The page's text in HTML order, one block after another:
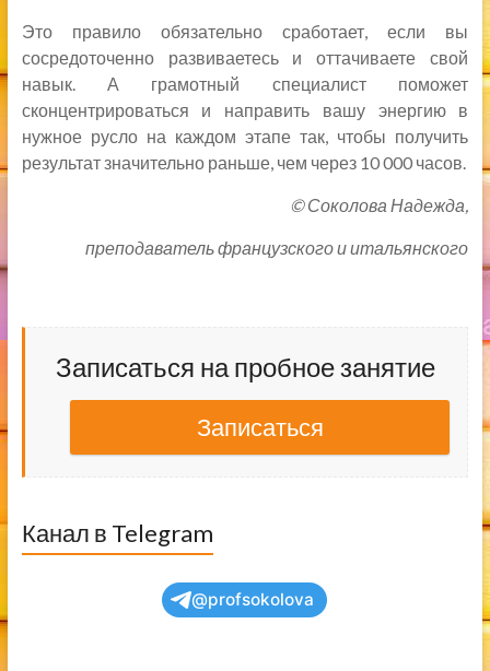
Это правило обязательно сработает, если вы
сосредоточенно развиваетесь и оттачиваете свой
навык. А грамотный специалист поможет
сконцентрироваться и направить вашу энергию в
нужное русло на каждом этапе так, чтобы получить
результат значительно раньше, чем через 10 000 часов.
©Соколова Надежда,
преподаватель французского и итальянского
Записаться на пробное занятие
Записаться
Канал в Telegram
@profsokolova